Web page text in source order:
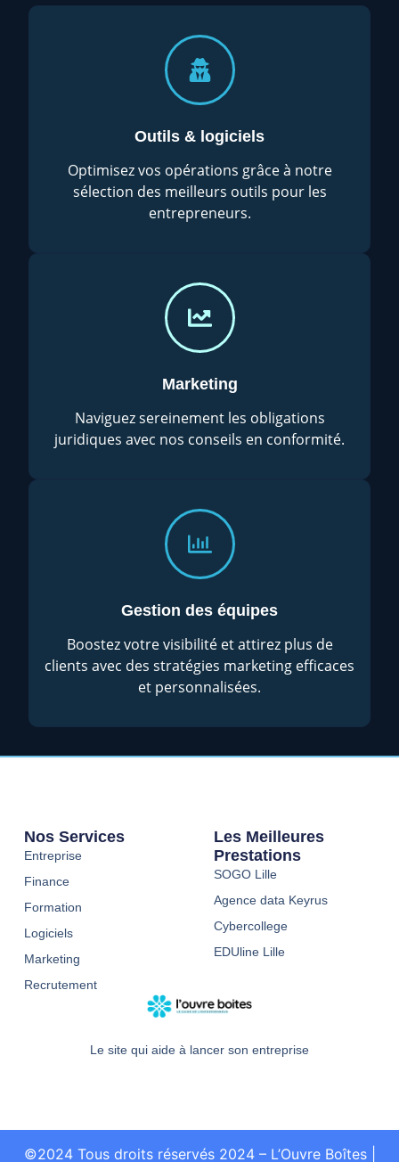
Outils & logiciels
Optimisez vos opérations grâce à notre
sélection des meilleurs outils pour les
entrepreneurs.
Marketing
Naviguez sereinement les obligations
juridiques avec nos conseils en conformité.
Gestion des équipes
Boostez votre visibilité et attirez plus de
clients avec des stratégies marketing efficaces
et personnalisées.
Le site qui aide à lancer son entreprise
Nos Services
Entreprise
Finance
Formation
Logiciels
Marketing
Recrutement
Les Meilleures
Prestations
SOGO Lille
Agence data Keyrus
Cybercollege
EDUline Lille
©2024 Tous droits réservés 2024 – L’Ouvre Boîtes